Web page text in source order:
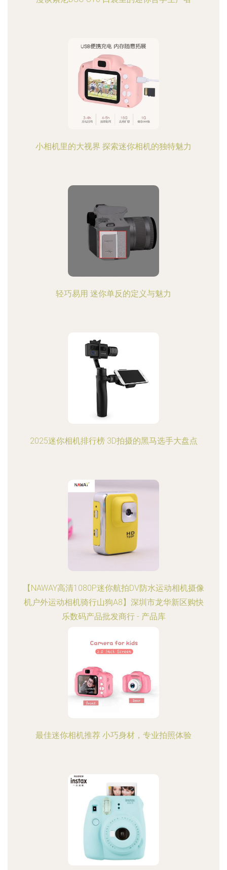
小相机里的大视界 探索迷你相机的独特魅力
轻巧易用 迷你单反的定义与魅力
2025迷你相机排行榜 3D拍摄的黑马选手大盘点
【NAWAY高清1080P迷你航拍DV防水运动相机摄像
机户外运动相机骑行山狗A8】深圳市龙华新区购快
乐数码产品批发商行 - 产品库
最佳迷你相机推荐 小巧身材，专业拍照体验